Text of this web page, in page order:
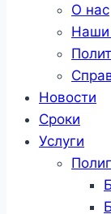
О нас
Наши
Новости
Сроки
Услуги